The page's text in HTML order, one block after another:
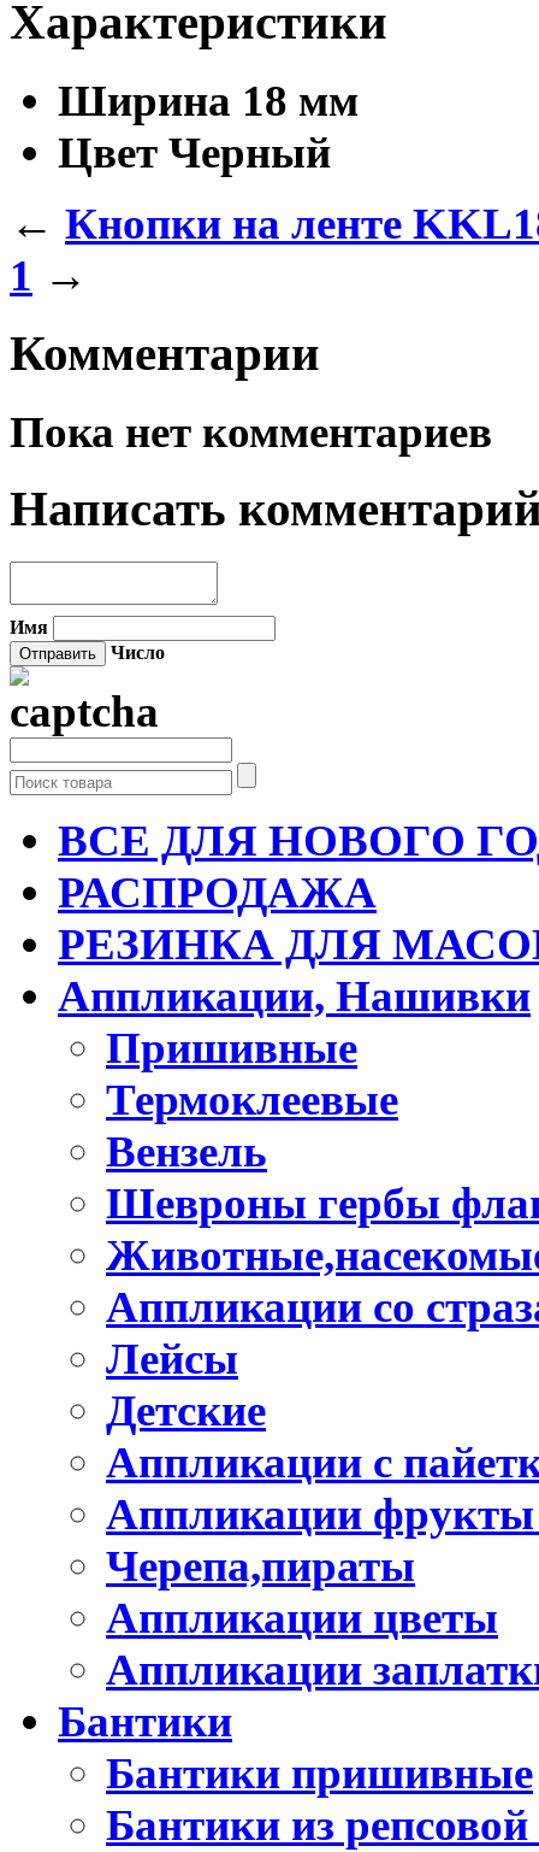
Характеристики
Ширина 18 мм
Цвет Черный
← Кнопки на ленте
1 →
Комментарии
Пока нет комментариев
Написать
Имя
Число
ВСЕ ДЛЯ НОВОГО
РАСПРОДАЖА
РЕЗИНКА ДЛЯ
Аппликации, Нашивки
Пришивные
Термоклеевые
Вензель
Шевроны гербы
Аппликации со
Лейсы
Детские
Аппликации с
Аппликации
Черепа,пираты
Аппликации цветы
Аппликации
Бантики
Бантики пришивные
Бантики из